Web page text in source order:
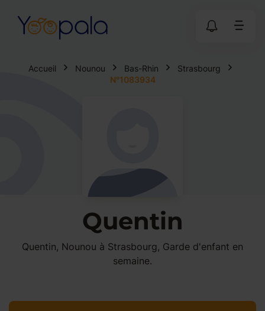
Accueil Nounou Bas-Rhin
Strasbourg
N°1083934
Quentin
Quentin, Nounou à Strasbourg, Garde d'enfant en
semaine.